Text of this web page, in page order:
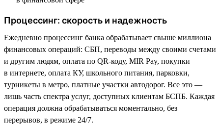
Процессинг: скорость и надежность
Ежедневно процессинг банка обрабатывает свыше миллиона
финансовых операций: СБП, переводы между своими счетами
и другим людям, оплата по QR-коду, MIR Pay, покупки
в интернете, оплата КУ, школьного питания, парковки,
турникеты в метро, платные участки автодорог. Все это —
лишь часть спектра услуг, доступных клиентам БСПБ. Каждая
операция должна обрабатываться моментально, без
перерывов, в режиме 24/7.